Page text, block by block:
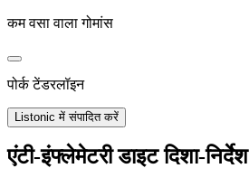
कम वसा वाला गोमांस
पोर्क टेंडरलॉइन
Listonic में संपादित करें
एंटी-इंफ्लेमेटरी डाइट दिशा-निर्देश